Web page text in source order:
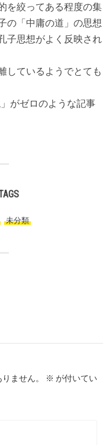
を絞ってある程度の集
の「中庸の道」の思想
子思想がよく反映され
しているようでとても
がゼロのような記事
未分類
ません。 ※ が付いてい